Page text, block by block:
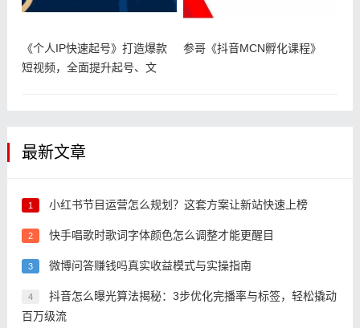
《个人IP快速起号》打造爆款
短视频，全面提升起号、文
参哥《抖音MCN孵化课程》
最新文章
1 小红书节目运营怎么规划？这套方案让新站快速上榜
2 快手唱歌时歌词字体颜色怎么调整才能更醒目
3 微博问答赚钱吗真实收益模式与实操指南
4
抖音怎么曝光算法揭秘：3步优化完播率与标签，轻松撬动
百万级流